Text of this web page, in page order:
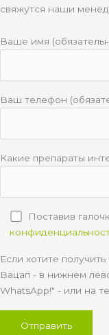
свяжутся наши
Ваше имя
Ваш телефон
Какие препараты
Поставив
Если хотите
Вацап - в нижнем
WhatsApp!" - или на